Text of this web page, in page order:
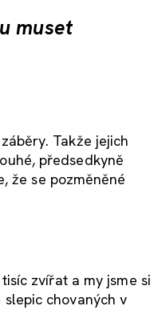
muset
Takže jejich
předsedkyně
že se pozměněné
zvířat a my jsme si
chovaných v